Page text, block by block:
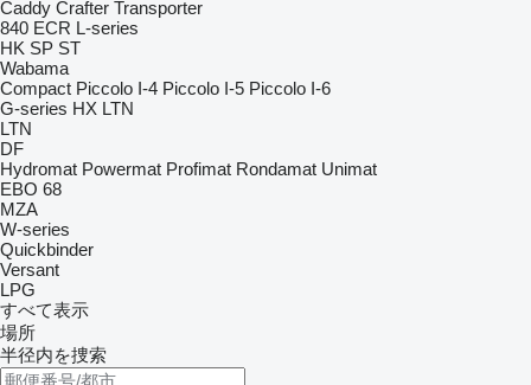
Caddy Crafter Transporter
840 ECR L-series
HK SP ST
Wabama
Compact Piccolo I-4 Piccolo I-5 Piccolo I-6
G-series HX LTN
LTN
DF
Hydromat Powermat Profimat Rondamat Unimat
EBO 68
MZA
W-series
Quickbinder
Versant
LPG
すべて表示
場所
半径内を捜索